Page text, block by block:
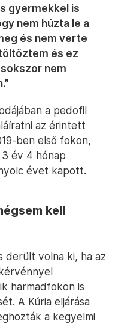
gyermekkel is
nem húzta le a
és nem verte
és ez
nem
a pedofil
az érintett
ben első fokon,
év 4 hónap
évet kapott.
kell
derült volna ki, ha az
harmadfokon is
A Kúria eljárása
a kegyelmi